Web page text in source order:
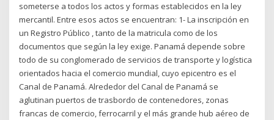
someterse a todos los actos y formas establecidos en la ley
mercantil. Entre esos actos se encuentran: 1- La inscripción en
un Registro Público , tanto de la matricula como de los
documentos que según la ley exige. Panamá depende sobre
todo de su conglomerado de servicios de transporte y logística
orientados hacia el comercio mundial, cuyo epicentro es el
Canal de Panamá. Alrededor del Canal de Panamá se
aglutinan puertos de trasbordo de contenedores, zonas
francas de comercio, ferrocarril y el más grande hub aéreo de